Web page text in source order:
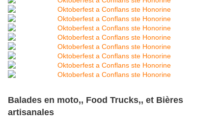
Balades en moto,, Food Trucks,, et Bières
artisanales